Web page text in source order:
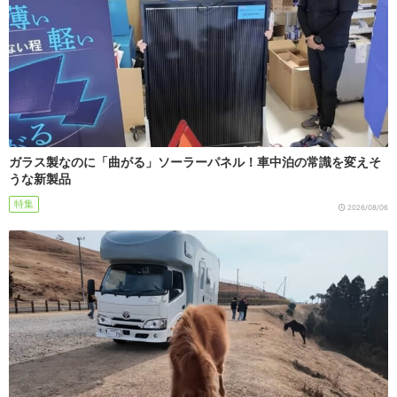
ガラス製なのに「曲がる」ソーラーパネル！車中泊の常識を変えそ
うな新製品
特集 2026/08/06